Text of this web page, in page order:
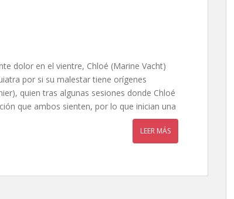
dolor en el vientre, Chloé (Marine Vacht)
por si su malestar tiene orígenes
quien tras algunas sesiones donde Chloé
que ambos sienten, por lo que inician una
LEER MÁS